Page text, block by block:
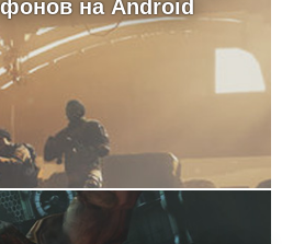
на Android